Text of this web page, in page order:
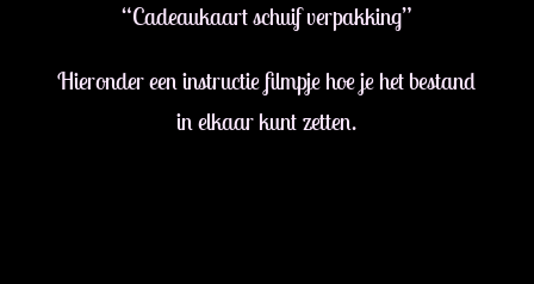
“Cadeaukaart schuif verpakking”
Hieronder een instructie filmpje hoe je het bestand
in elkaar kunt zetten.